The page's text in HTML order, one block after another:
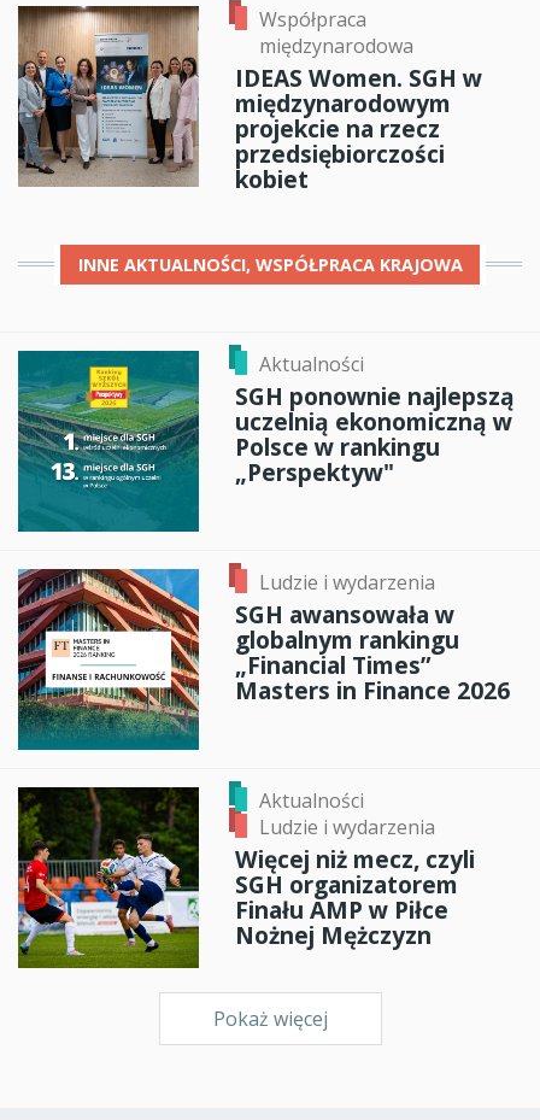
Współpraca
międzynarodowa
IDEAS Women. SGH w
międzynarodowym
projekcie na rzecz
przedsiębiorczości
kobiet
INNE AKTUALNOŚCI, WSPÓŁPRACA KRAJOWA
Aktualności
SGH ponownie najlepszą
uczelnią ekonomiczną w
Polsce w rankingu
„Perspektyw"
Ludzie i wydarzenia
SGH awansowała w
globalnym rankingu
„Financial Times”
Masters in Finance 2026
Aktualności
Ludzie i wydarzenia
Więcej niż mecz, czyli
SGH organizatorem
Finału AMP w Piłce
Nożnej Mężczyzn
Pokaż więcej